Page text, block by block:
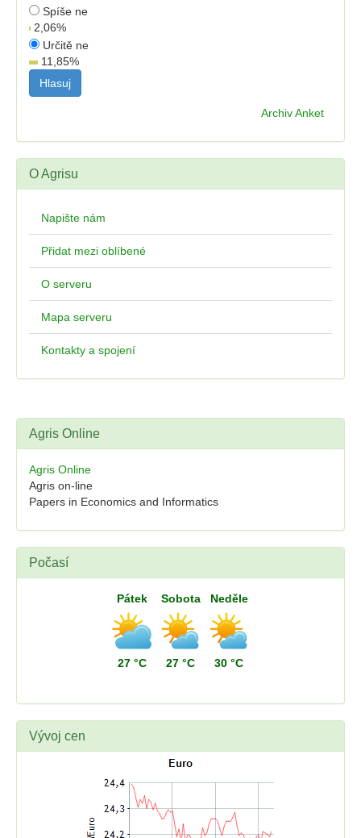
Spíše ne
2,06%
Určitě ne
11,85%
Archiv Anket
O Agrisu
Napište nám
Přidat mezi oblíbené
O serveru
Mapa serveru
Kontakty a spojení
Agris Online
Agris Online
Agris on-line
Papers in Economics and Informatics
Počasí
Pátek
27 °C
Sobota
27 °C
Neděle
30 °C
Vývoj cen